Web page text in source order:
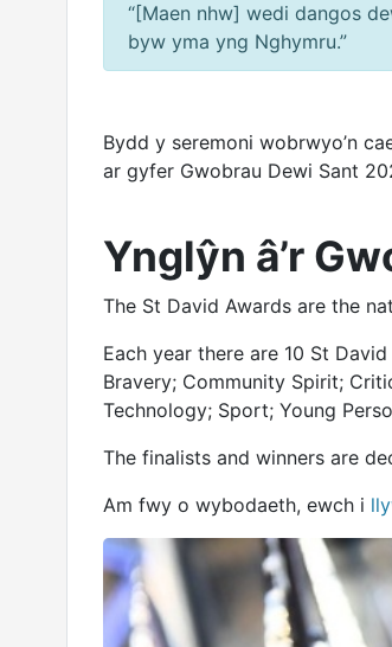
“[Maen nhw] wedi dangos
byw yma yng Nghymru.”
Bydd y seremoni wobrwyo’n
ar gyfer Gwobrau Dewi Sant
Ynglŷn â’r
The St David Awards are the
Each year there are 10 St
Bravery; Community Spirit;
Technology; Sport; Young
The finalists and winners are
Am fwy o wybodaeth, ewch i